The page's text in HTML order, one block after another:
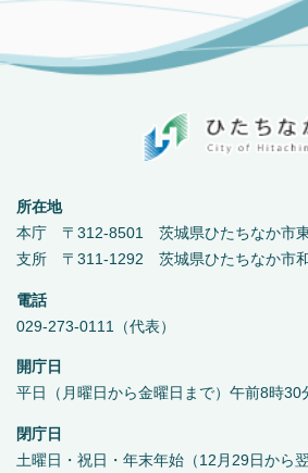
所在地
本庁 〒312-8501 茨城県ひたちなか市
支所 〒311-1292 茨城県ひたちなか市
電話
029-273-0111（代表）
開庁日
平日（月曜日から金曜日まで）午前8時30
閉庁日
土曜日・祝日・年末年始（12月29日から